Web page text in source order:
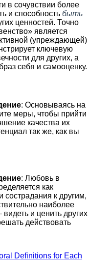
в сочувствии более
и способность быть
ценностей. Точно
является
(упреждающей)
ключевую
для других, а
себя и самооценку.
: Основываясь на
меры, чтобы прийти
качества их
так же, как вы
: Любовь в
как
сострадания к другим,
наиболее
и ценить других
действовать
Definitions for Each